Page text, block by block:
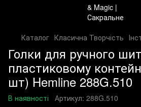
Каталог Класична Творчість
Голки для ручного
пластиковому
шт) Hemline 288G.510
В наявності Артикул: 288G.510